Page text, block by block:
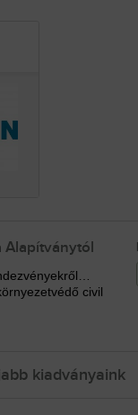
Alapítványtól
civil
kiadványaink